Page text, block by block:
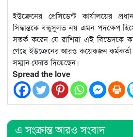
ইউক্রেনের প্রেসিডেন্ট কার্যালয়ের
সিদ্ধান্তকে বন্ধুসুলভ নয় এমন পদক্ষেপ
সতর্ক করেন যে রাশিয়া এই বিভেদকে
গেছে ইউক্রেনের আরও কয়েকজন কর্মকর্তা
সম্মান ফেরত দিয়েছেন।
Spread the love
এ সংক্রান্ত আরও সংবাদ